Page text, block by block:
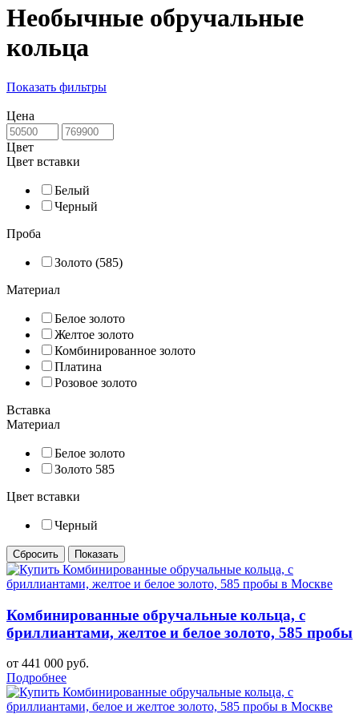
Необычные обручальные
кольца
Показать фильтры
Цена
Цвет
Цвет вставки
Белый
Черный
Проба
Золото (585)
Материал
Белое золото
Желтое золото
Комбинированное золото
Платина
Розовое золото
Вставка
Материал
Белое золото
Золото 585
Цвет вставки
Черный
Комбинированные обручальные кольца, с
бриллиантами, желтое и белое золото, 585 пробы
от 441 000 руб.
Подробнее